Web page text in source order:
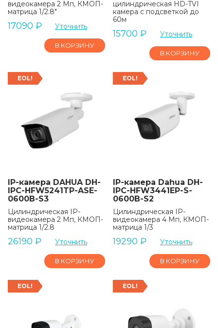
видеокамера 2 Мп, КМОП-
матрица 1/2.8"
17090 ₽ Уточнить
В КОРЗИНУ
цилиндрическая HD-TVI
камера с подсветкой до
60м
15700 ₽ Уточнить
В КОРЗИНУ
EOL!
IP-камера DAHUA DH-
IPC-HFW5241TP-ASE-
0600B-S3
Цилиндрическая IP-
видеокамера 2 Мп, КМОП-
матрица 1/2.8
26190 ₽ Уточнить
В КОРЗИНУ
EOL!
IP-камера Dahua DH-
IPC-HFW3441EP-S-
0600B-S2
Цилиндрическая IP-
видеокамера 4 Мп, КМОП-
матрица 1/3
19290 ₽ Уточнить
В КОРЗИНУ
EOL! EOL!